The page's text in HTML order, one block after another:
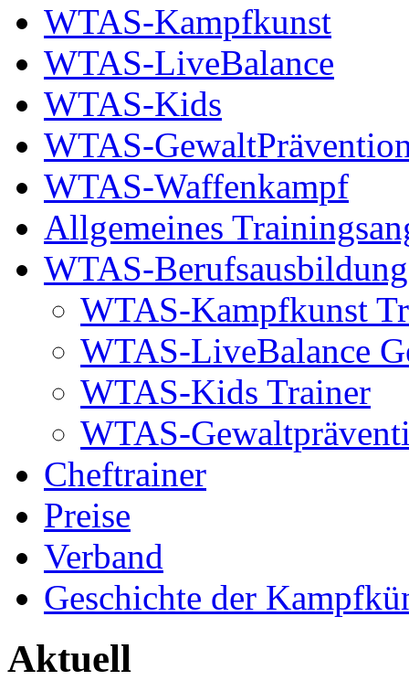
WTAS-Kampfkunst
WTAS-LiveBalance
WTAS-Kids
WTAS-
WTAS-Waffenkampf
Allgemeines
WTAS-
WTAS-Kampfkunst
WTAS-LiveBalance
WTAS-Kids Trainer
WTAS-
Cheftrainer
Preise
Verband
Geschichte der
Aktuell